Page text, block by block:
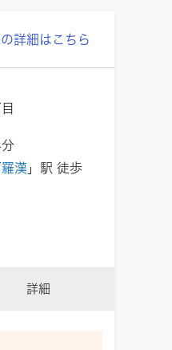
詳細はこちら
漢 」駅 徒歩
詳細